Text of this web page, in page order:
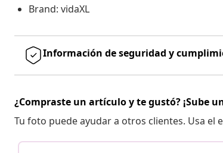
Brand: vidaXL
Información de seguridad y
¿Compraste un artículo y te gustó? ¡Sube
Tu foto puede ayudar a otros clientes. Usa el